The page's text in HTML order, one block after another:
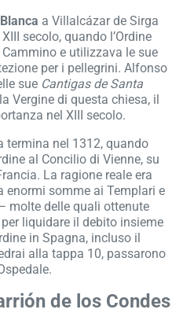
a Villalcázar de Sirga
secolo, quando l’Ordine
e utilizzava le sue
per i pellegrini. Alfonso
sue Cantigas de Santa
Vergine di questa chiesa, il
nel XIII secolo.
termina nel 1312, quando
al Concilio di Vienne, su
La ragione reale era
enormi somme ai Templari e
molte delle quali ottenute
liquidare il debito insieme
in Spagna, incluso il
alla tappa 10, passarono
de los Condes